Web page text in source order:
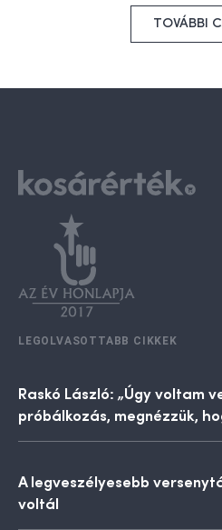
TOVÁBBI
LEGOLVASOTTABB CIKKEK
Raskó László: „Úgy voltam
próbálkozás, megnézzük,
A legveszélyesebb
voltál